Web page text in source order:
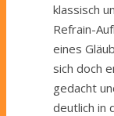
klassisch
Refrain-
eines
sich doch
gedacht
deutlich in